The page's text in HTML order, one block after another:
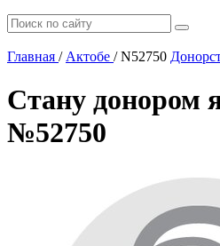
Главная / Актобе /N52750
Стану донором
№52750